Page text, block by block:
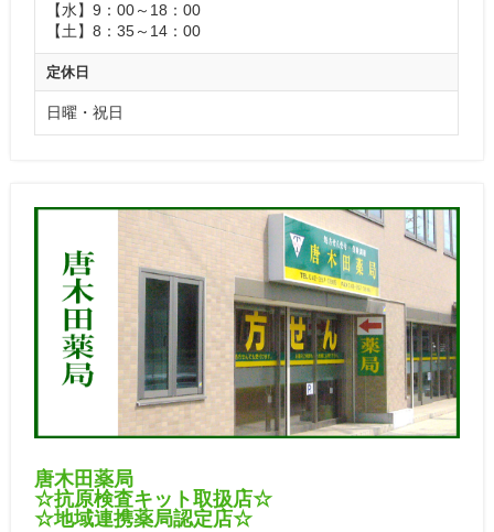
【水】9：00～18：00
【土】8：35～14：00
定休日
日曜・祝日
唐木田薬局
☆抗原検査キット取扱店☆
☆地域連携薬局認定店☆